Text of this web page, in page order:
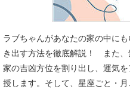
ラブちゃんがあなたの家の中に
き出す方法を徹底解説！ また、
家の吉凶方位を割り出し、運気
授します。そして、星座ごと・